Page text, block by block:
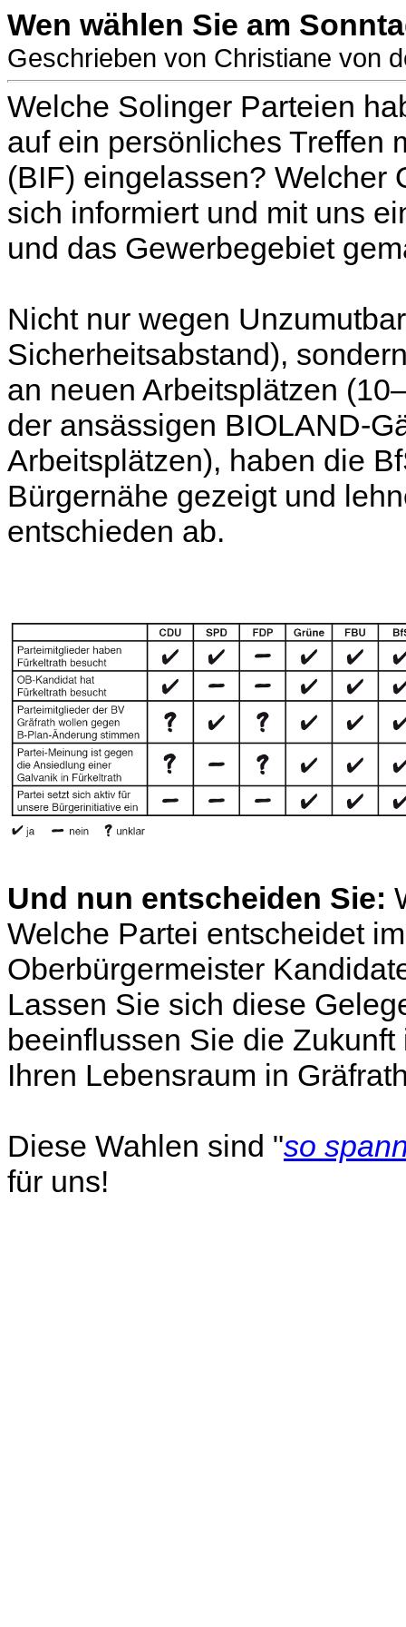
Wen wählen Sie am
Geschrieben von Christiane von
Welche Solinger Parteien
auf ein persönliches Treffen
(BIF) eingelassen? Welcher
sich informiert und mit uns
und das Gewerbegebiet
Nicht nur wegen
Sicherheitsabstand),
an neuen Arbeitsplätzen
der ansässigen BIOLAND-
Arbeitsplätzen), haben die
Bürgernähe gezeigt und
entschieden ab.
Und nun entscheiden Sie:
Welche Partei entscheidet
Oberbürgermeister
Lassen Sie sich diese
beeinflussen Sie die
Ihren Lebensraum in
Diese Wahlen sind "so
für uns!